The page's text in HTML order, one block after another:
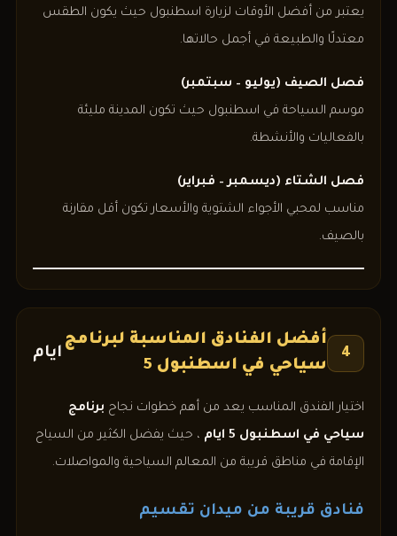
يعتبر من أفضل الأوقات لزيارة اسطنبول حيث يكون الطقس
معتدلًا والطبيعة في أجمل حالاتها.
فصل الصيف (يوليو – سبتمبر)
موسم السياحة في اسطنبول حيث تكون المدينة مليئة
بالفعاليات والأنشطة.
فصل الشتاء (ديسمبر – فبراير)
مناسب لمحبي الأجواء الشتوية والأسعار تكون أقل مقارنة
بالصيف.
4
أفضل الفنادق المناسبة لبرنامج
سياحي في اسطنبول 5
ايام
اختيار الفندق المناسب يعد من أهم خطوات نجاح برنامج
سياحي في اسطنبول 5
ايام ، حيث يفضل الكثير من السياح
الإقامة في مناطق قريبة من المعالم السياحية والمواصلات.
فنادق قريبة من ميدان تقسيم